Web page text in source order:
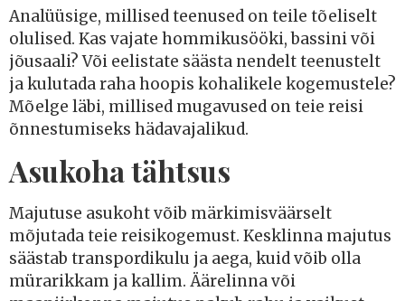
Analüüsige, millised teenused on teile tõeliselt
olulised. Kas vajate hommikusööki, bassini või
jõusaali? Või eelistate säästa nendelt teenustelt
ja kulutada raha hoopis kohalikele kogemustele?
Mõelge läbi, millised mugavused on teie reisi
õnnestumiseks hädavajalikud.
Asukoha tähtsus
Majutuse asukoht võib märkimisväärselt
mõjutada teie reisikogemust. Kesklinna majutus
säästab transpordikulu ja aega, kuid võib olla
mürarikkam ja kallim. Äärelinna või